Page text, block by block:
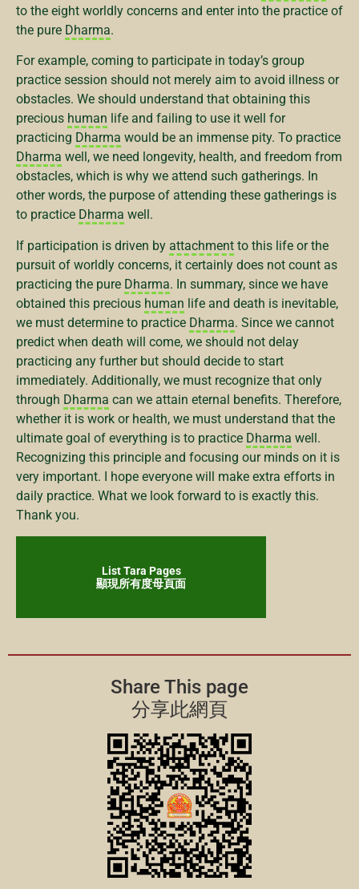
to the eight worldly concerns and enter into the practice of
the pure Dharma.
For example, coming to participate in today’s group
practice session should not merely aim to avoid illness or
obstacles. We should understand that obtaining this
precious human life and failing to use it well for
practicing Dharma would be an immense pity. To practice
Dharma well, we need longevity, health, and freedom from
obstacles, which is why we attend such gatherings. In
other words, the purpose of attending these gatherings is
to practice Dharma well.
If participation is driven by attachment to this life or the
pursuit of worldly concerns, it certainly does not count as
practicing the pure Dharma. In summary, since we have
obtained this precious human life and death is inevitable,
we must determine to practice Dharma. Since we cannot
predict when death will come, we should not delay
practicing any further but should decide to start
immediately. Additionally, we must recognize that only
through Dharma can we attain eternal benefits. Therefore,
whether it is work or health, we must understand that the
ultimate goal of everything is to practice Dharma well.
Recognizing this principle and focusing our minds on it is
very important. I hope everyone will make extra efforts in
daily practice. What we look forward to is exactly this.
Thank you.
List Tara Pages
顯現所有度母頁面
Share This page
分享此網頁